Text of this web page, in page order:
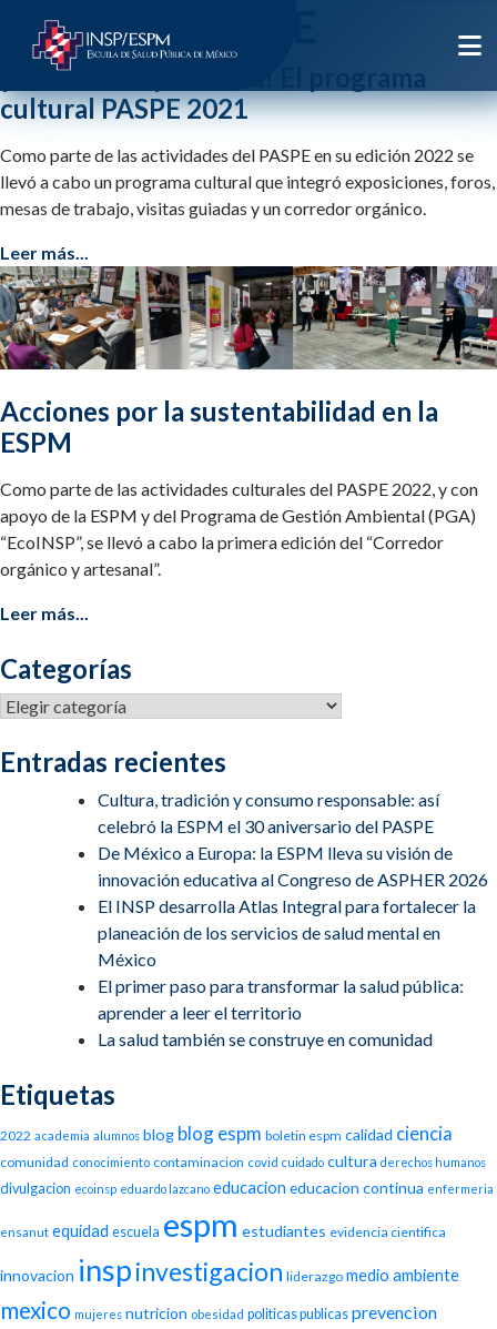
Etiqueta:
¡Toda una experiencia! El programa
cultural PASPE 2021
Como parte de las actividades del PASPE en su edición 2022 se
llevó a cabo un programa cultural que integró exposiciones, foros,
mesas de trabajo, visitas guiadas y un corredor orgánico.
Leer más...
Acciones por la sustentabilidad en la
ESPM
Como parte de las actividades culturales del PASPE 2022, y con
apoyo de la ESPM y del Programa de Gestión Ambiental (PGA)
“EcoINSP”, se llevó a cabo la primera edición del “Corredor
orgánico y artesanal”.
Leer más...
Categorías
Categorías
Entradas recientes
Cultura, tradición y consumo responsable: así
celebró la ESPM el 30 aniversario del PASPE
De México a Europa: la ESPM lleva su visión de
innovación educativa al Congreso de ASPHER 2026
El INSP desarrolla Atlas Integral para fortalecer la
planeación de los servicios de salud mental en
México
El primer paso para transformar la salud pública:
aprender a leer el territorio
La salud también se construye en comunidad
Etiquetas
2022 academia alumnos blog blog espm boletin espm calidad ciencia
comunidad conocimiento contaminacion covid cuidado cultura derechos humanos
divulgacion ecoinsp eduardo lazcano educacion educacion continua enfermeria
ensanut equidad escuela espm estudiantes evidencia cientifica
innovacion inspinvestigacion liderazgo medio ambiente
mexico mujeres nutricion obesidad politicas publicas prevencion